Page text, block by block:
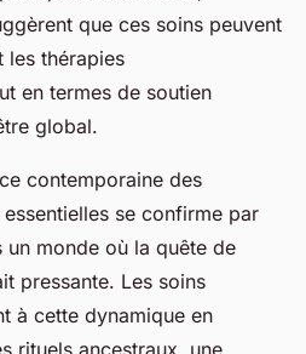
que ces soins peuvent
les thérapies
en termes de soutien
global.
contemporaine des
se confirme par
un monde où la quête de
pressante. Les soins
à cette dynamique en